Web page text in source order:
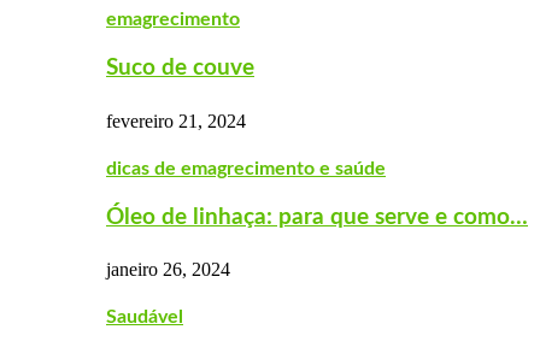
emagrecimento
Suco de couve
fevereiro 21, 2024
dicas de emagrecimento e saúde
Óleo de linhaça: para que serve e como…
janeiro 26, 2024
Saudável